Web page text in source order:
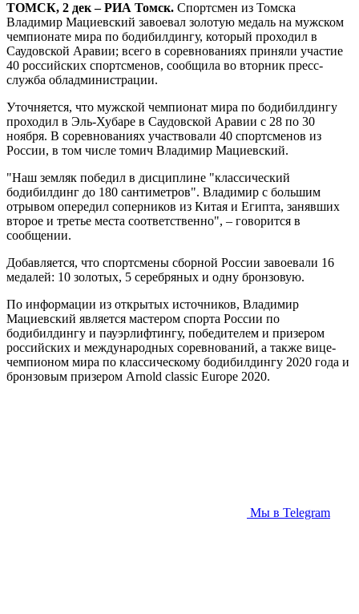
ТОМСК, 2 дек – РИА Томск. Спортсмен из Томска
Владимир Мациевский завоевал золотую медаль на мужском
чемпионате мира по бодибилдингу, который проходил в
Саудовской Аравии; всего в соревнованиях приняли участие
40 российских спортсменов, сообщила во вторник пресс-
служба обладминистрации.
Уточняется, что мужской чемпионат мира по бодибилдингу
проходил в Эль-Хубаре в Саудовской Аравии с 28 по 30
ноября. В соревнованиях участвовали 40 спортсменов из
России, в том числе томич Владимир Мациевский.
"Наш земляк победил в дисциплине "классический
бодибилдинг до 180 сантиметров". Владимир с большим
отрывом опередил соперников из Китая и Египта, занявших
второе и третье места соответственно", – говорится в
сообщении.
Добавляется, что спортсмены сборной России завоевали 16
медалей: 10 золотых, 5 серебряных и одну бронзовую.
По информации из открытых источников, Владимир
Мациевский является мастером спорта России по
бодибилдингу и пауэрлифтингу, победителем и призером
российских и международных соревнований, а также вице-
чемпионом мира по классическому бодибилдингу 2020 года и
бронзовым призером Arnold classic Europe 2020.
Мы в Telegram